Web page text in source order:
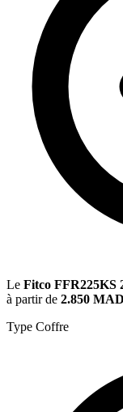
Le Fitco FFR225KS
à partir de 2.850 MAD
Type Coffre